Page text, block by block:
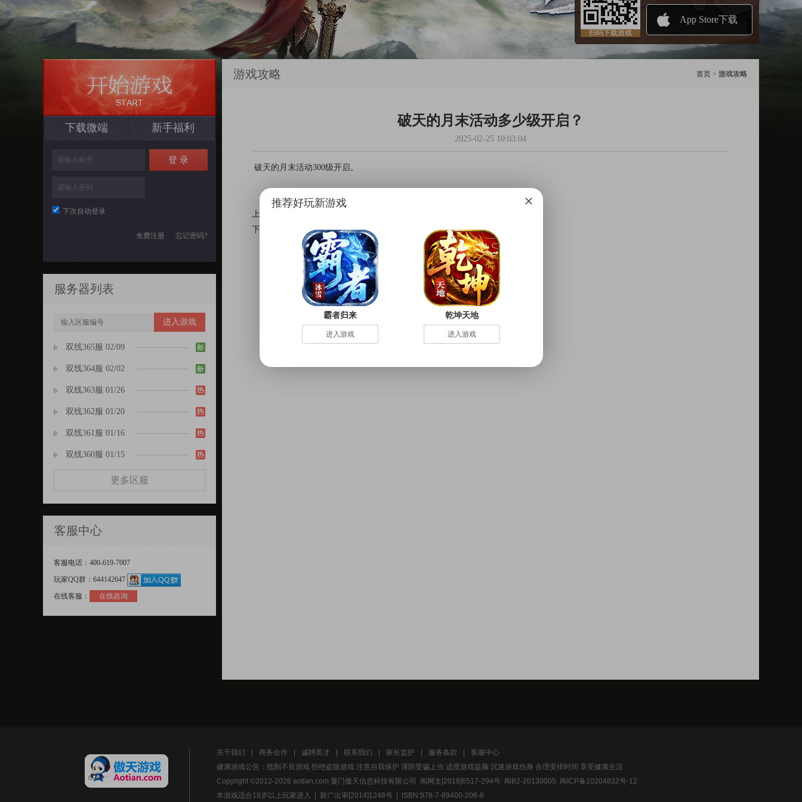
扫码下载游戏
App Store下载
下载微端 新手福利
下次自动登录
免费注册 忘记密码?
服务器列表
进入游戏
双线365服 02/09
双线364服 02/02
双线363服 01/26
双线362服 01/20
双线361服 01/16
双线360服 01/15
更多区服
客服中心
客服电话：400-619-7007
玩家QQ群：644142647
在线客服：
在线咨询
首页 > 游戏攻略
游戏攻略
破天的月末活动多少级开启？
2025-02-25 10:03:04
破天的月末活动300级开启。
上一篇：
下一篇：
傲天《破天》礼包激活码在哪里兑换
关于我们 商务合作 诚聘英才 联系我们 家长监护 服务条款
客服中心
健康游戏公告：抵制不良游戏 拒绝盗版游戏 注意自我保护 谨防受骗上当 适度游戏益脑 沉迷游戏伤身 合理安排时间 享受健康生活
Copyright ©2012-2026 aotian.com 厦门傲天信息科技有限公司 闽网文[2018]6517-294号 闽B2-20130005 闽ICP备10204832号-12
本游戏适合18岁以上玩家进入 | 新广出审[2014]1248号 | ISBN:978-7-89400-206-8
推荐好玩新游戏
霸者归来
进入游戏
乾坤天地
进入游戏